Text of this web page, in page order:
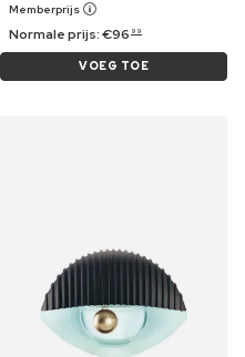
Memberprijs
Normale prijs:€96 99
VOEG TOE